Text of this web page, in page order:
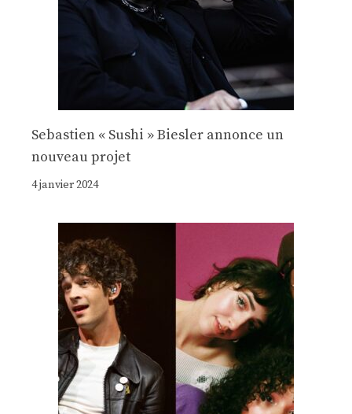
Sebastien « Sushi » Biesler annonce un
nouveau projet
4 janvier 2024